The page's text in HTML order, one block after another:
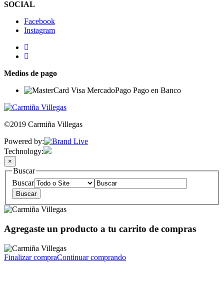
SOCIAL
Facebook
Instagram
Medios de pago
©2019 Carmiña Villegas
Powered by:
Technology:
×
Buscar
Buscar
Agregaste un producto a tu carrito de compras
Finalizar compraContinuar comprando